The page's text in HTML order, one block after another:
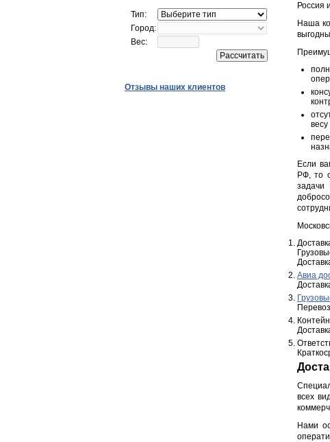
Тип:
Город:
Вес:
Отзывы наших клиентов
Россия
Наша
Если
РФ, то
задачи
Авиа
всех
Нами